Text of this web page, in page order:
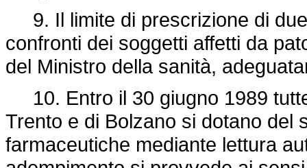
9. Il limite di prescrizione di
confronti dei soggetti affetti da
del Ministro della sanità,
10. Entro il 30 giugno 1989
Trento e di Bolzano si dotano del
farmaceutiche mediante lettura